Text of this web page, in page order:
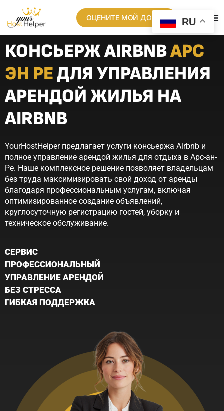
ОЦЕНИТЕ МОЙ ДОХОД
КОНСЬЕРЖ AIRBNBАРС
ЭН РЕДЛЯ УПРАВЛЕНИЯ
АРЕНДОЙ ЖИЛЬЯ НА
AIRBNB
YourHostHelper предлагает услуги консьержа Airbnb и
полное управление арендой жилья для отдыха в Арс-ан-
Ре. Наше комплексное решение позволяет владельцам
без труда максимизировать свой доход от аренды
благодаря профессиональным услугам, включая
оптимизированное создание объявлений,
круглосуточную регистрацию гостей, уборку и
техническое обслуживание.
CЕРВИС
ПРОФЕССИОНАЛЬНЫЙ
УПРАВЛЕНИЕ АРЕНДОЙ
БЕЗ СТРЕССА
ГИБКАЯ ПОДДЕРЖКА
RU